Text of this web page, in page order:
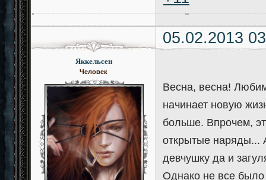
05.02.2013
Яккельсен
Человек
Весна, весна!
начинает новую
больше. Впрочем,
открытые наряды...
девчушку да и
Однако не все было